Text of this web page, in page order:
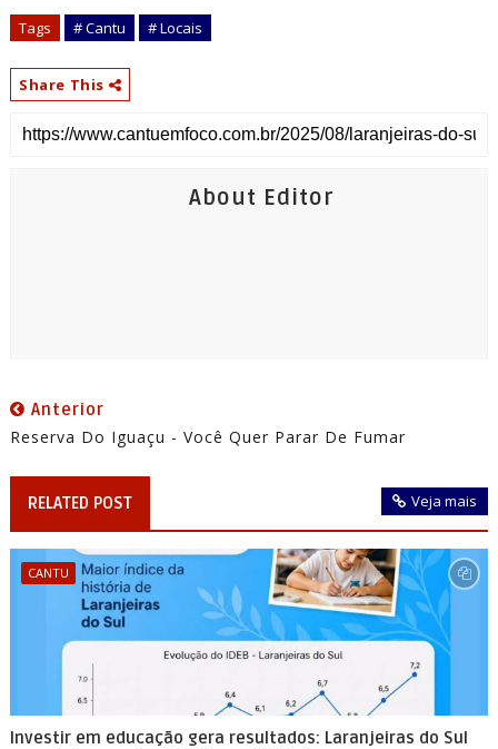
Tags # Cantu # Locais
Share This
About Editor
Anterior
Reserva Do Iguaçu - Você Quer Parar De Fumar
RELATED POST Veja mais
CANTU
Investir em educação gera resultados: Laranjeiras do Sul